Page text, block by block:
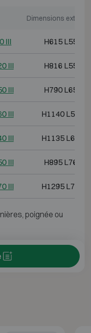
Dimensions
III H615 L555
III H816 L555
III H790 L655
III H1140 L555
III H1135 L655
III H895 L765
III H1295 L765
poignée ou